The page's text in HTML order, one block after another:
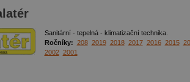
Sanitární - tepelná - klimatizační technika.
Ročníky: 208 2019 2018 2017 2016 2015
2002 2001